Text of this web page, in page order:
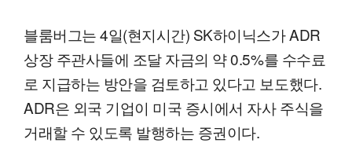
블룸버그는 4일(현지시간) SK하이닉스가 ADR
상장 주관사들에 조달 자금의 약 0.5%를 수수료
로 지급하는 방안을 검토하고 있다고 보도했다.
ADR은 외국 기업이 미국 증시에서 자사 주식을
거래할 수 있도록 발행하는 증권이다.